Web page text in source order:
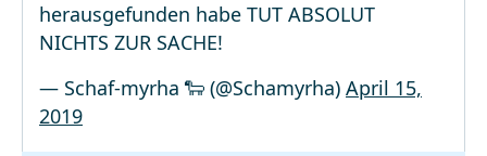
herausgefunden habe TUT ABSOLUT
NICHTS ZUR SACHE!
— Schaf-myrha 🐑 (@Schamyrha) April 15,
2019